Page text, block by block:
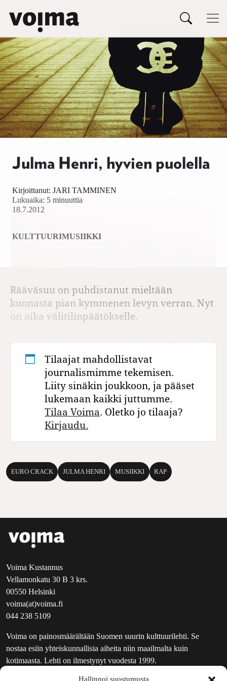
Hallinnoi suostumusta
Siirry sisältöön
Päävalikko
Julma Henri, hyvien puolella
18.7.2012
Kirjoittanut: JARI TAMMINEN
Lukuaika: 5 minuuttia
KULTTUURIMUSIIKKI
Rääväsuu on puhdistanut mieltään
kuonasta pian kymmenen levyn verran. Nyt
on aika välitilinpäätökselle.
Tilaajat mahdollistavat
journalismimme tekemisen.
Liity sinäkin joukkoon, ja pääset
lukemaan kaikki juttumme.
Tilaa Voima. Oletko jo tilaaja?
Kirjaudu.
EURO CRACK JULMA HENRI MUSIIKKI RAP
Voima Kustannus
Vellamonkatu 30 B 3 krs.
00550 Helsinki
voima(at)voima.fi
044 238 5109
Voima on painosmäärältään Suomen suurin kulttuurilehti. Se
nostaa esiin yhteiskunnallisia aiheita niin maailmalta kuin
kotimaasta. Lehti on ilmestynyt vuodesta 1999.